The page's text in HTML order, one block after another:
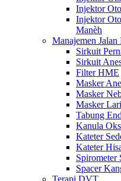
Injektor
Injektor
Manèh
Manajemen Jalan
Sirkuit
Sirkuit
Filter HME
Masker
Masker
Masker
Tabung
Kanula
Kateter
Kateter
Spirometer
Spacer
Terapi DVT